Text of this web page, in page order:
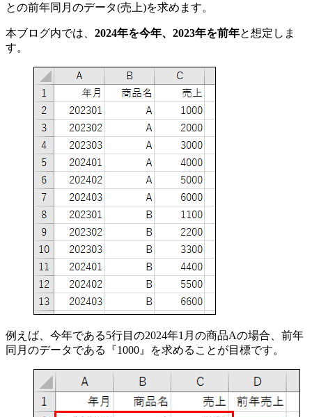
との前年同月のデータ(売上)を求めます。
本ブログ内では、 2024年を今年、2023年を前年と想定しま
す。
例えば、今年である5行目の2024年1月の商品Aの場合、前年
同月のデータである『1000』を求めることが目標です。